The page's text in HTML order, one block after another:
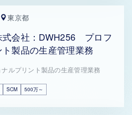
東京都
式会社：DWH256 プロフ
製品の生産管理業務
ルプリント製品の生産管理業務
SCM 500万～